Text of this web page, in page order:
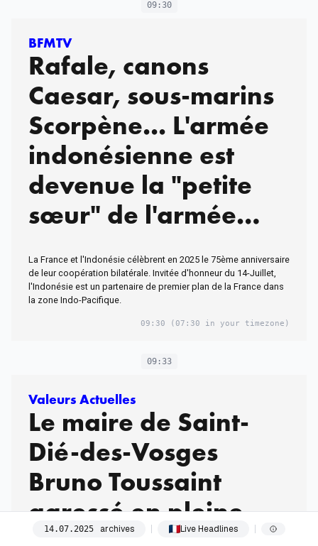
09:30
BFMTV
Rafale, canons
Caesar, sous-marins
Scorpène... L'armée
indonésienne est
devenue la "petite
sœur" de l'armée
La France et l'Indonésie célèbrent en 2025 le 75ème anniversaire
de leur coopération bilatérale. Invitée d'honneur du 14-Juillet,
l'Indonésie est un partenaire de premier plan de la France dans
la zone Indo-Pacifique.
09:30 (07:30 in your timezone)
09:33
Valeurs Actuelles
Le maire de Saint-
Dié-des-Vosges
Bruno Toussaint
agressé en pleine
14.07.2025 archives Live Headlines